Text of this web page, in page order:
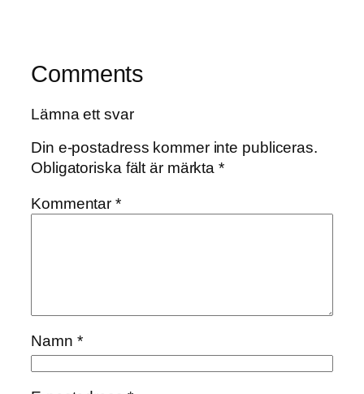
Comments
Lämna ett svar
Din e-postadress kommer inte publiceras.
Obligatoriska fält är märkta*
Kommentar*
Namn *